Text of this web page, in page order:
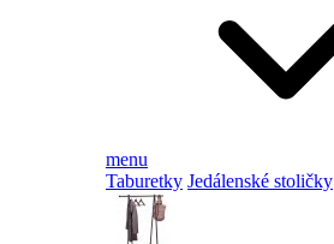
menu
Taburetky Jedálenské stoličky